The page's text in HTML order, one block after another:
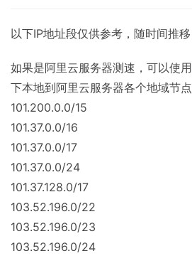
以下IP地址段仅供参考，随时间推移
如果是阿里云服务器测速，可以使用
下本地到阿里云服务器各个地域节
101.200.0.0/15
101.37.0.0/16
101.37.0.0/17
101.37.0.0/24
101.37.128.0/17
103.52.196.0/22
103.52.196.0/23
103.52.196.0/24